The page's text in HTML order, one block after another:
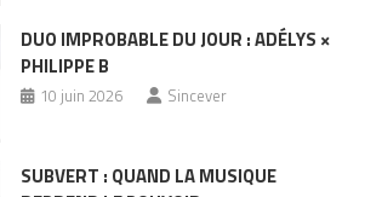
DUO IMPROBABLE DU JOUR : ADÉLYS ×
PHILIPPE B
10 juin 2026 Sincever
SUBVERT : QUAND LA MUSIQUE